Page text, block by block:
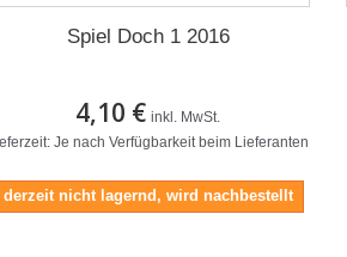
Spiel Doch 1 2016
4,10 € inkl. MwSt.
Je nach Verfügbarkeit beim Lieferanten
derzeit nicht lagernd, wird nachbestellt